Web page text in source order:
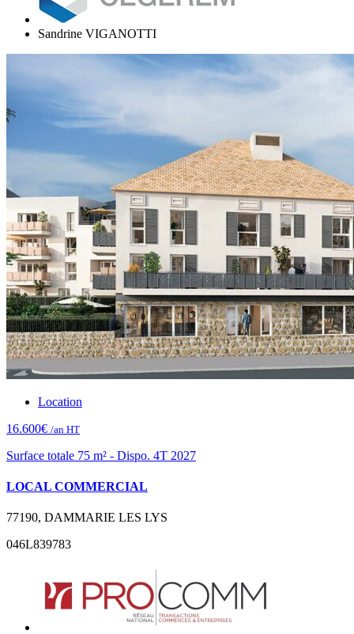
Sandrine VIGANOTTI
Location
16.600€ /an HT
Surface totale 75 m² - Dispo. 4T 2027
LOCAL COMMERCIAL
77190, DAMMARIE LES LYS
046L839783